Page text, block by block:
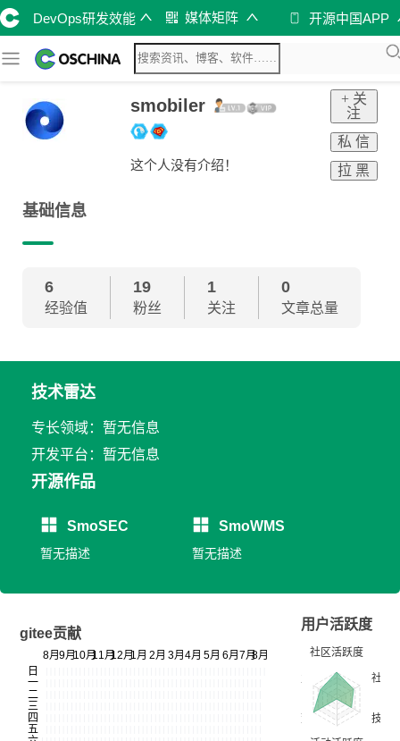
DevOps研发效能 媒体矩阵 开源中国APP
smobiler
这个人没有介绍！
+ 关
注
私 信
拉 黑
基础信息
6
经验值
19
粉丝
1
关注
0
文章总量
技术雷达
专长领域：暂无信息
开发平台：暂无信息
开源作品
SmoSEC
暂无描述
SmoWMS
暂无描述
gitee贡献
用户活跃度